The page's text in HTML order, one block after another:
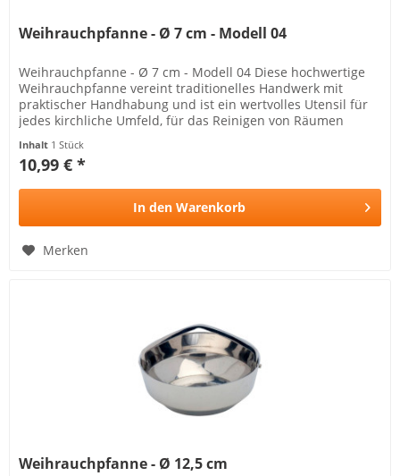
Weihrauchpfanne - Ø 7 cm - Modell 04
Weihrauchpfanne - Ø 7 cm - Modell 04 Diese hochwertige
Weihrauchpfanne vereint traditionelles Handwerk mit
praktischer Handhabung und ist ein wertvolles Utensil für
jedes kirchliche Umfeld, für das Reinigen von Räumen
Inhalt 1 Stück
10,99 € *
In den Warenkorb
Merken
Weihrauchpfanne - Ø 12,5 cm